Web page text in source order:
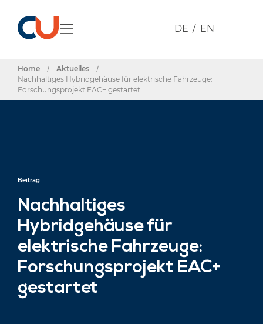
DE EN
Home / Aktuelles
/
Nachhaltiges Hybridgehäuse für elektrische Fahrzeuge:
Forschungspro­jekt EAC+ gestartet
Beitrag
Nachhaltiges
Hybridgehäuse für
elektrische Fahrzeuge:
Forschungspro­jekt EAC+
gestartet